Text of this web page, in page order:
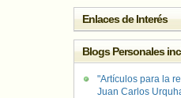
Enlaces de Interés
Blogs Personales
"Artículos para la
Juan Carlos